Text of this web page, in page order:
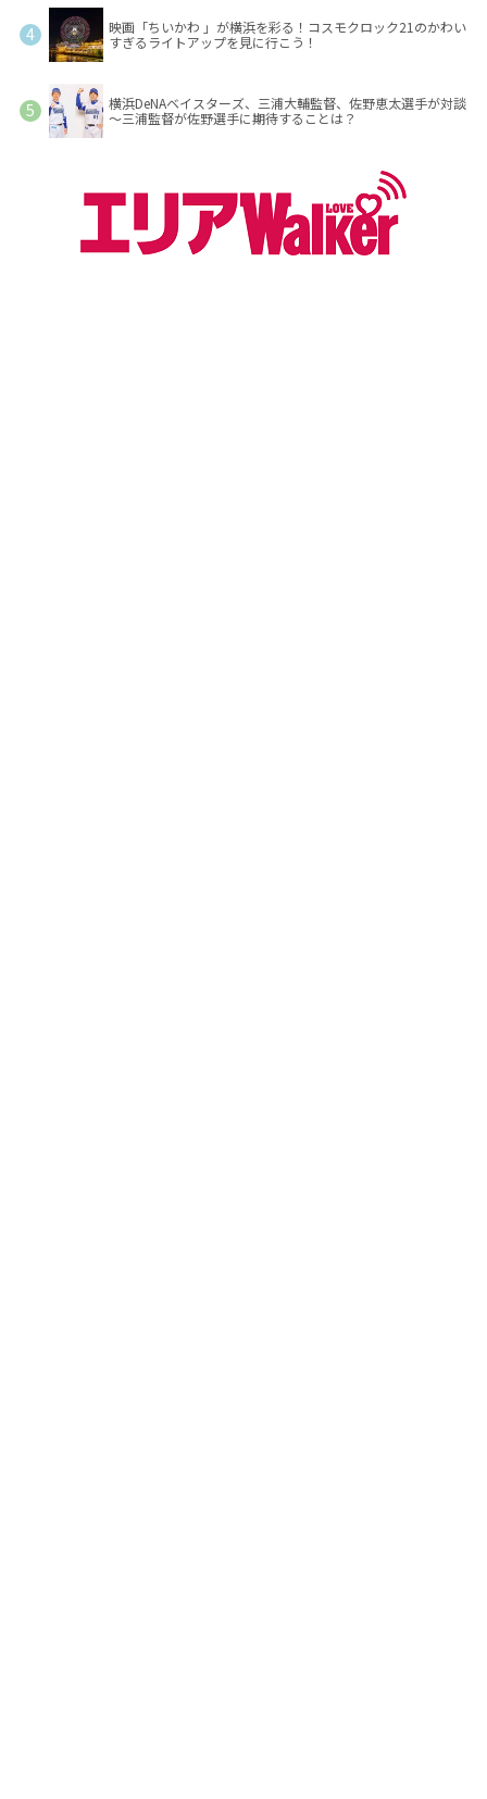
映画「ちいかわ 」が横浜を彩る！コスモクロック21のかわい
すぎるライトアップを見に行こう！
横浜DeNAベイスターズ、三浦大輔監督、佐野恵太選手が対談
～三浦監督が佐野選手に期待することは？